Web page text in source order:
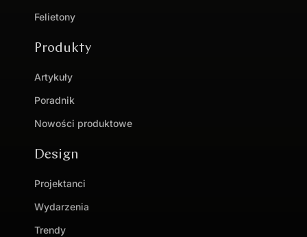
Felietony
Produkty
Artykuły
Poradnik
Nowości produktowe
Design
Projektanci
Wydarzenia
Trendy